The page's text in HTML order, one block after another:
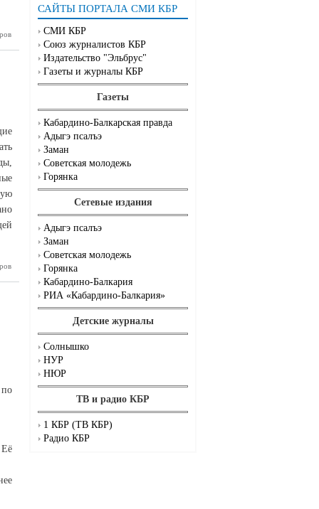
САЙТЫ ПОРТАЛА СМИ КБР
СМИ КБР
Союз журналистов КБР
Издательство "Эльбрус"
Газеты и журналы КБР
Газеты
Кабардино-Балкарская правда
Адыгэ псалъэ
Заман
Советская молодежь
Горянка
Сетевые издания
Адыгэ псалъэ
Заман
Советская молодежь
Горянка
Кабардино-Балкария
РИА «Кабардино-Балкария»
Детские журналы
Солнышко
НУР
НЮР
ТВ и радио КБР
1 КБР (ТВ КБР)
Радио КБР
Бориса